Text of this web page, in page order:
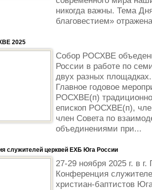
никогда важны. Тема
благовестием»
2025
Собор РОСХВЕ
России в работе по
двух разных
Главное годовое
РОСХВЕ(п)
епископ РОСХВЕ(п),
член Совета по
объединениями при...
служителей церквей ЕХБ Юга России
27-29 ноября 2025 г. в
Конференция
христиан-баптистов